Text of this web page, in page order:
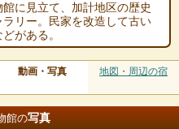
に見立て、加計地区の歴史
リー。民家を改造して古い
がある。
動画・写真 地図・周辺の宿
館の写真